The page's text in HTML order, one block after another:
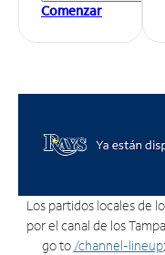
Comenzar
Los partidos locales de
por el canal de los
go to /channel-lineup